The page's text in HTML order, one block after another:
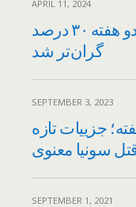
APRIL 11, 2024
مواد غذایی در دو هفته ۳۰ درصد
گران‌تر شد
SEPTEMBER 3, 2023
جزییات تازه
سونیا معنوی
SEPTEMBER 1, 2021